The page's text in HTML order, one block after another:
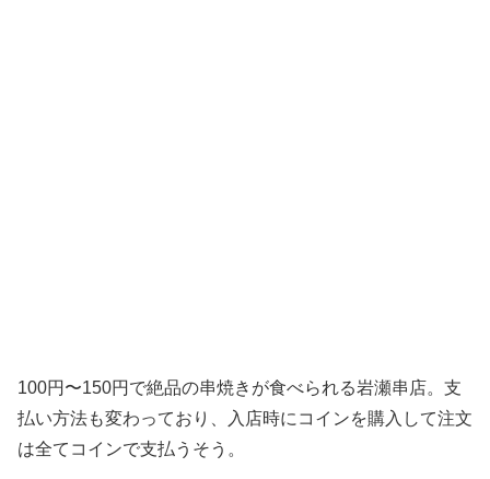
100円〜150円で絶品の串焼きが食べられる岩瀬串店。支
払い方法も変わっており、入店時にコインを購入して注文
は全てコインで支払うそう。